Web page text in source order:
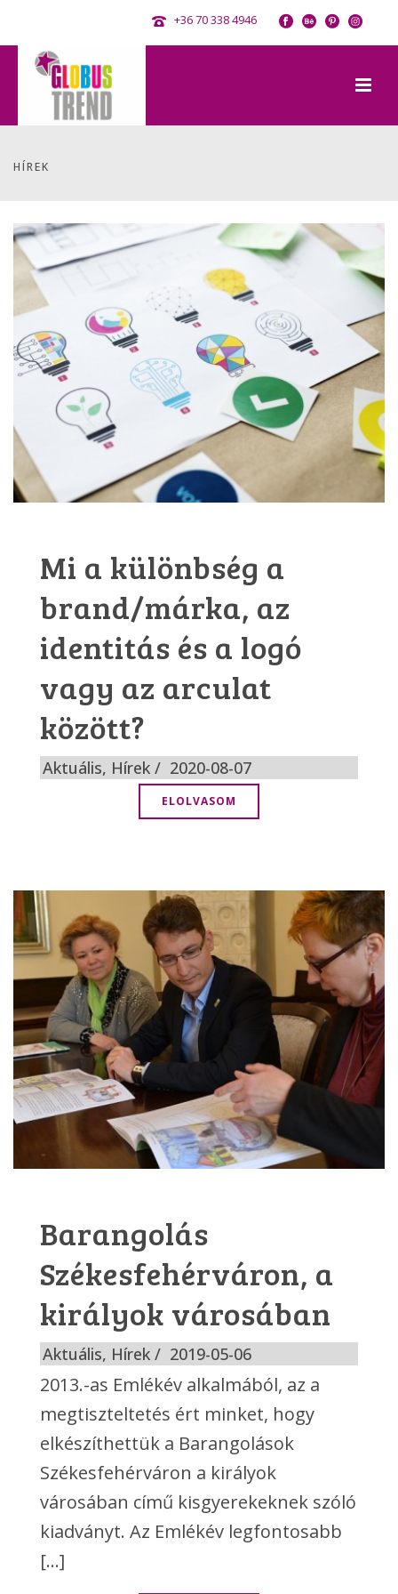
+36 70 338 4946
HÍREK
Mi a különbség a
brand/márka, az
identitás és a logó
vagy az arculat
között?
Aktuális, Hírek 2020-08-07
ELOLVASOM
Barangolás
Székesfehérváron, a
királyok városában
Aktuális, Hírek 2019-05-06
2013.-as Emlékév alkalmából, az a
megtiszteltetés ért minket, hogy
elkészíthettük a Barangolások
Székesfehérváron a királyok
városában című kisgyerekeknek szóló
kiadványt. Az Emlékév legfontosabb
[...]